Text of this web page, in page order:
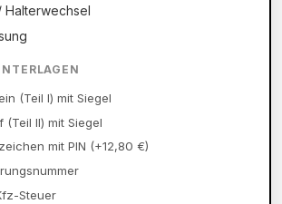
Halterwechsel
(Teil I) mit Siegel
II) mit Siegel
mit PIN (+12,80 €)
Steuer